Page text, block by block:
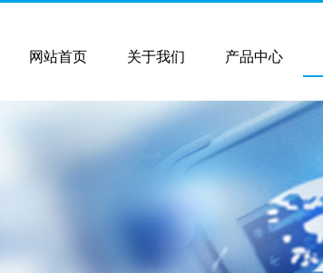
网站首页 关于我们 产品中心